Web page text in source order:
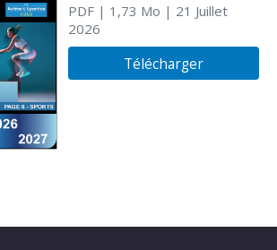
PDF| 1,73 Mo | 21 Juillet
2026
Télécharger